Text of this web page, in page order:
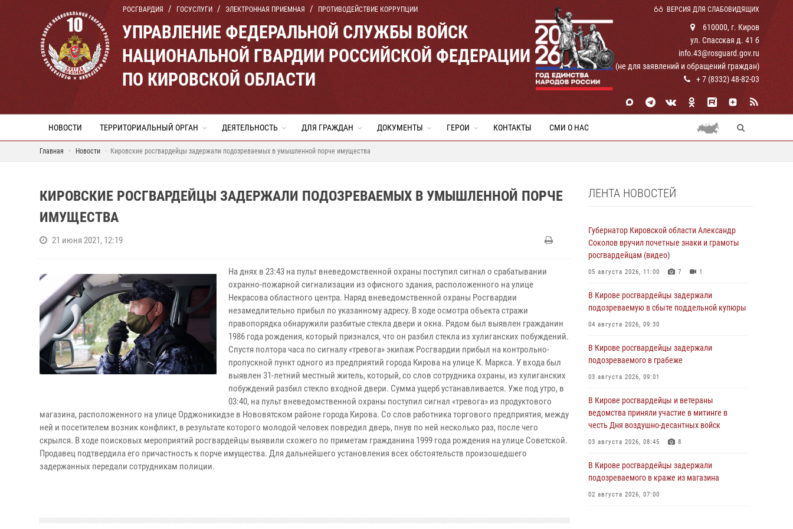
РОСГВАРДИЯ ГОСУСЛУГИ ЭЛЕКТРОННАЯ ПРИЕМНАЯ ПРОТИВОДЕЙСТВИЕ КОРРУПЦИИ ВЕРСИЯ ДЛЯ СЛАБОВИДЯЩИХ
УПРАВЛЕНИЕ ФЕДЕРАЛЬНОЙ СЛУЖБЫ ВОЙСК
НАЦИОНАЛЬНОЙ ГВАРДИИ РОССИЙСКОЙ ФЕДЕРАЦИИ
ПО КИРОВСКОЙ ОБЛАСТИ
610000, г. Киров
ул. Спасская д. 41 б
info.43@rosguard.gov.ru
(не для заявлений и обращений граждан)
+ 7 (8332) 48-82-03
НОВОСТИ ТЕРРИТОРИАЛЬНЫЙ ОРГАН ДЕЯТЕЛЬНОСТЬ ДЛЯ ГРАЖДАН ДОКУМЕНТЫ ГЕРОИ КОНТАКТЫ СМИ О НАС
Главная Новости Кировские росгвардейцы задержали подозреваемых в умышленной порче имущества
КИРОВСКИЕ РОСГВАРДЕЙЦЫ ЗАДЕРЖАЛИ ПОДОЗРЕВАЕМЫХ В УМЫШЛЕННОЙ ПОРЧЕ
ИМУЩЕСТВА
21 июня 2021, 12:19
На днях в 23:43 на пульт вневедомственной охраны поступил сигнал о срабатывании
охранно-пожарной сигнализации из офисного здания, расположенного на улице
Некрасова областного центра. Наряд вневедомственной охраны Росгвардии
незамедлительно прибыл по указанному адресу. В ходе осмотра объекта стражи
правопорядка обнаружили разбитые стекла двери и окна. Рядом был выявлен гражданин
1986 года рождения, который признался, что он разбил стекла из хулиганских побуждений.
Спустя полтора часа по сигналу «тревога» экипаж Росгвардии прибыл на контрольно-
пропускной пункт одного из предприятий города Кирова на улице К. Маркса. У входа был
выявлен 31-летний местный житель, который, со слов сотрудника охраны, из хулиганских
побуждений разбил стекло входной двери. Сумма ущерб устанавливается. Уже под утро, в
03:40, на пульт вневедомственной охраны поступил сигнал «тревога» из продуктового
магазина, расположенного на улице Орджоникидзе в Нововятском районе города Кирова. Со слов работника торгового предприятия, между
ней и посетителем возник конфликт, в результате которого молодой человек повредил дверь, пнув по ней несколько раз, после чего
скрылся. В ходе поисковых мероприятий росгвардейцы выявили схожего по приметам гражданина 1999 года рождения на улице Советской.
Продавец подтвердила его причастность к порче имущества. Для дальнейшего установления всех обстоятельств произошедшего
задержанных передали сотрудникам полиции.
ЛЕНТА НОВОСТЕЙ
Губернатор Кировской области Александр
Соколов вручил почетные знаки и грамоты
росгвардейцам (видео)
05 августа 2026, 11:00 7 1
В Кирове росгвардейцы задержали
подозреваемую в сбыте поддельной купюры
04 августа 2026, 09:30
В Кирове росгвардейцы задержали
подозреваемого в грабеже
03 августа 2026, 09:01
В Кирове росгвардейцы и ветераны
ведомства приняли участие в митинге в
честь Дня воздушно-десантных войск
03 августа 2026, 08:45 8
В Кирове росгвардейцы задержали
подозреваемого в краже из магазина
02 августа 2026, 07:00